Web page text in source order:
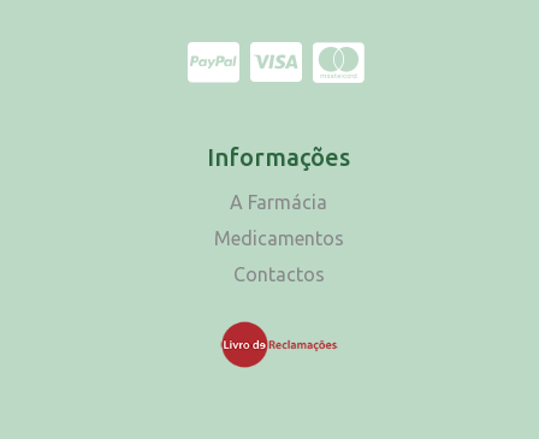
Informações
A Farmácia
Medicamentos
Contactos